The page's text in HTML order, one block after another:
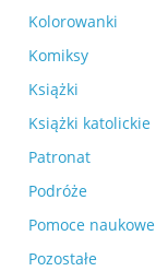
Kolorowanki
Komiksy
Książki
Książki katolickie
Patronat
Podróże
Pomoce naukowe
Pozostałe